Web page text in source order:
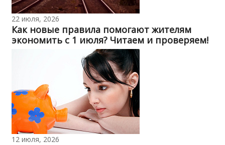
22 июля, 2026
Как новые правила помогают жителям
экономить с 1 июля? Читаем и проверяем!
12 июля, 2026